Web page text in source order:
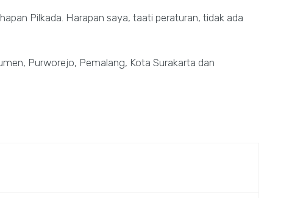
Pilkada. Harapan saya, taati peraturan, tidak ada
Purworejo, Pemalang, Kota Surakarta dan